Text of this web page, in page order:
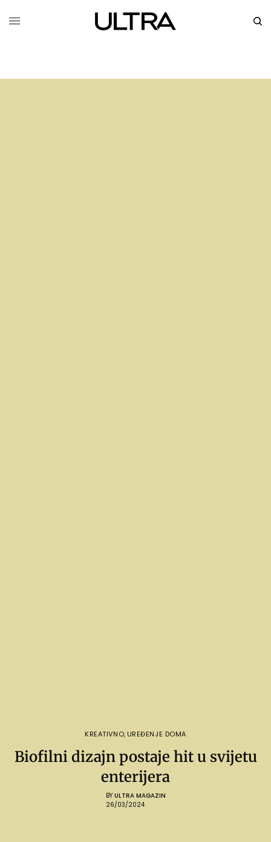
KREATIVNO, UREĐENJE DOMA
Biofilni dizajn postaje hit u svijetu
enterijera
BY ULTRA MAGAZIN
26/03/2024